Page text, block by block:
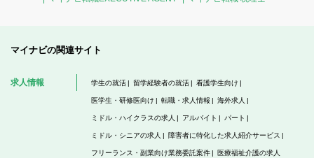
マイナビの関連サイト
求人情報 学生の就活 留学経験者の就活 看護学生向け
医学生・研修医向け 転職・求人情報 海外求人
ミドル・ハイクラスの求人 アルバイト パート
ミドル・シニアの求人 障害者に特化した求人紹介サービス
フリーランス・副業向け業務委託案件 医療福祉介護の求人